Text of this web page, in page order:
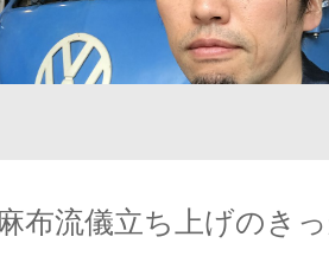
布流儀立ち上げのき